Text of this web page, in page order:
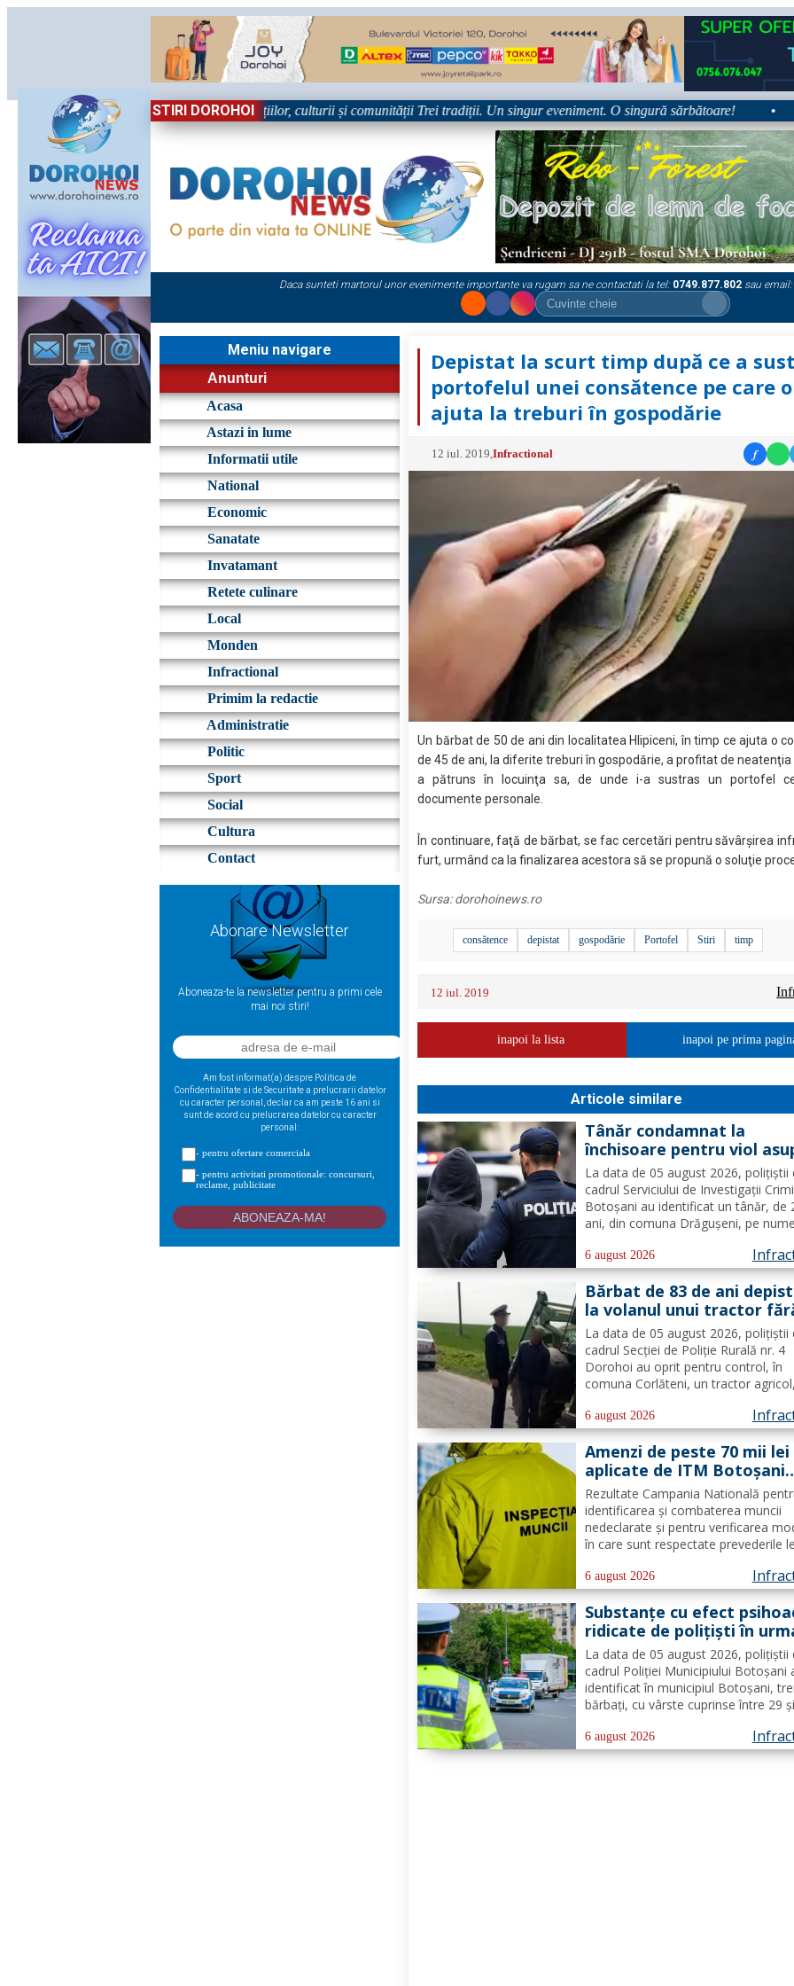
STIRI DOROHOI
Sărbătoare!” – trei zile dedicate tradițiilor, culturii și comunității Trei tradiții. Un singur eveniment. O singură sărbătoare!
Daca sunteti martorul unor evenimente importante va rugam sa ne contactati la tel: 0749.877.802 sau email:
Meniu navigare
Anunturi
Acasa
Astazi in lume
Informatii utile
National
Economic
Sanatate
Invatamant
Retete culinare
Local
Monden
Infractional
Primim la redactie
Administratie
Politic
Sport
Social
Cultura
Contact
Abonare Newsletter
Aboneaza-te la newsletter pentru a primi cele
mai noi stiri!
Am fost informat(a) despre Politica de
Confidentialitate si de Securitate a prelucrarii datelor
cu caracter personal, declar ca am peste 16 ani si
sunt de acord cu prelucrarea datelor cu caracter
personal:
- pentru ofertare comerciala
- pentru activitati promotionale: concursuri,
reclame, publicitate
Depistat la scurt timp după ce a
portofelul unei consătence pe care o
ajuta la treburi în gospodărie
12 iul. 2019 ,Infractional f
Un bărbat de 50 de ani din localitatea Hlipiceni, în timp ce ajuta o
de 45 de ani, la diferite treburi în gospodărie, a profitat de neatenţia
a pătruns în locuinţa sa, de unde i-a sustras un portofel
documente personale.
În continuare, faţă de bărbat, se fac cercetări pentru săvârşirea
furt, urmând ca la finalizarea acestora să se propună o soluţie
Sursa:dorohoinews.ro
consătence depistat gospodărie Portofel Stiri timp
12 iul. 2019
inapoi la lista inapoi pe prima
Articole similare
Tânăr condamnat la
închisoare pentru viol
unui minor și pornografie
infantilă, identificat de
polițiști
La data de 05 august 2026, polițiștii
cadrul Serviciului de Investigații
Botoșani au identificat un tânăr, de
ani, din comuna Drăgușeni, pe
mandat de executare a pedepsei cu
închisoarea. Tânărul a fost
4 ani și 5 luni de...
6 august 2026
Bărbat de 83 de ani
la volanul unui tractor
deține permis de
La data de 05 august 2026, polițiștii
cadrul Secției de Poliție Rurală nr. 4
Dorohoi au oprit pentru control, în
comuna Corlăteni, un tractor agricol,
din aceeași localitate. În urma
efectuate de către polițiști, s-a
faptul că...
6 august 2026
Amenzi de peste 70 mii lei
aplicate de ITM Botoșani
privind munca nedeclarată
Rezultate Campania Natională
identificarea și combaterea muncii
nedeclarate și pentru verificarea
în care sunt respectate prevederile
de către angajatorii care desfășoară
activități în domeniul Industria
- cod CAEN 10....
6 august 2026
Substanțe cu efect
ridicate de polițiști în
unui control corporal
La data de 05 august 2026, polițiștii
cadrul Poliției Municipiului Botoșani
identificat în municipiul Botoșani, trei
bărbați, cu vârste cuprinse între 29
asupra lor substanțe psihoactive. În
efectuării controlului corporal
6 august 2026